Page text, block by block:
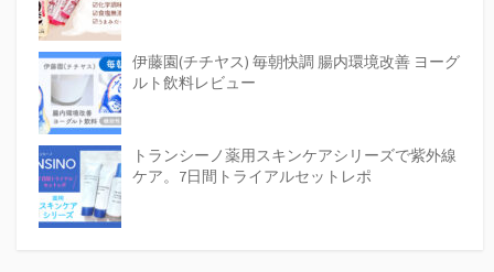
伊藤園(チチヤス) 毎朝快調 腸内環境改善 ヨーグ
ルト飲料レビュー
トランシーノ薬用スキンケアシリーズで紫外線
ケア。7日間トライアルセットレポ